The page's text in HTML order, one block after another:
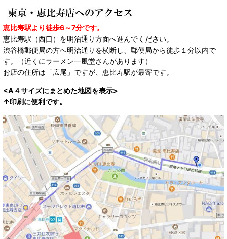
恵比寿駅より徒歩6～7分です。
恵比寿駅（西口）を明治通り方面へ進んでください。
渋谷橋郵便局の方へ明治通りを横断し、郵便局から徒歩１分以内で
す。（近くにラーメン一風堂さんがあります）
お店の住所は「広尾」ですが、恵比寿駅が最寄です。
<A４サイズにまとめた地図を表示>
↑印刷に便利です。